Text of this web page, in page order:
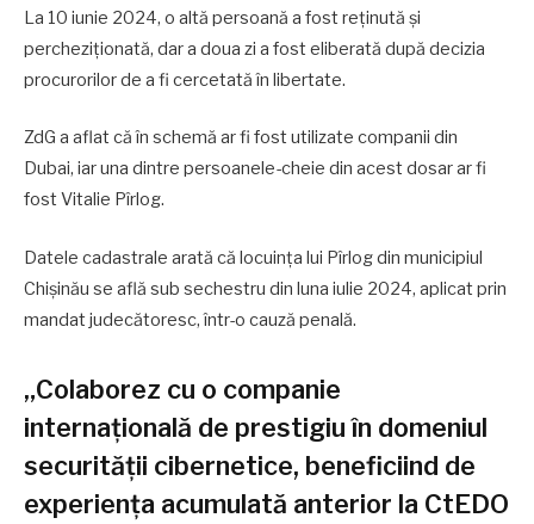
La 10 iunie 2024, o altă persoană a fost reținută și
percheziționată, dar a doua zi a fost eliberată după decizia
procurorilor de a fi cercetată în libertate.
ZdG a aflat că în schemă ar fi fost utilizate companii din
Dubai, iar una dintre persoanele-cheie din acest dosar ar fi
fost Vitalie Pîrlog.
Datele cadastrale arată că locuința lui Pîrlog din municipiul
Chișinău se află sub sechestru din luna iulie 2024, aplicat prin
mandat judecătoresc, într-o cauză penală.
„Colaborez cu o companie
internațională de prestigiu în domeniul
securității cibernetice, beneficiind de
experiența acumulată anterior la CtEDO